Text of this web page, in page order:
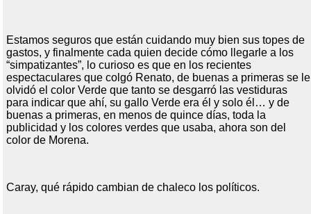
Estamos seguros que están cuidando muy bien sus topes de
gastos, y finalmente cada quien decide cómo llegarle a los
“simpatizantes”, lo curioso es que en los recientes
espectaculares que colgó Renato, de buenas a primeras se le
olvidó el color Verde que tanto se desgarró las vestiduras
para indicar que ahí, su gallo Verde era él y solo él… y de
buenas a primeras, en menos de quince días, toda la
publicidad y los colores verdes que usaba, ahora son del
color de Morena.
Caray, qué rápido cambian de chaleco los políticos.